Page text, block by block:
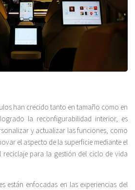
han crecido tanto en tamaño como en
la reconfigurabilidad interior, es
y actualizar las funciones, como
el aspecto de la superficie mediante el
para la gestión del ciclo de vida
están enfocadas en las experiencias del